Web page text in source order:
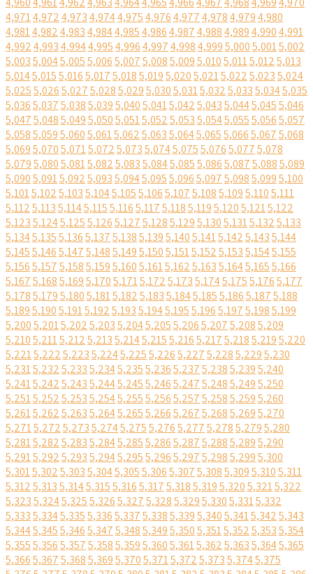
4,9714,9724,9734,9744,9754,9764,9774,9784,9794,980
4,9814,9824,9834,9844,9854,9864,9874,9884,9894,9904,991
4,9924,9934,9944,9954,9964,9974,9984,9995,0005,0015,002
5,0035,0045,0055,0065,0075,0085,0095,0105,0115,0125,013
5,0145,0155,0165,0175,0185,0195,0205,0215,0225,0235,024
5,0255,0265,0275,0285,0295,0305,0315,0325,0335,0345,035
5,0365,0375,0385,0395,0405,0415,0425,0435,0445,0455,046
5,0475,0485,0495,0505,0515,0525,0535,0545,0555,0565,057
5,0585,0595,0605,0615,0625,0635,0645,0655,0665,0675,068
5,0695,0705,0715,0725,0735,0745,0755,0765,0775,078
5,0795,0805,0815,0825,0835,0845,0855,0865,0875,0885,089
5,0905,0915,0925,0935,0945,0955,0965,0975,0985,0995,100
5,1015,1025,1035,1045,1055,1065,1075,1085,1095,1105,111
5,1125,1135,1145,1155,1165,1175,1185,1195,1205,1215,122
5,1235,1245,1255,1265,1275,1285,1295,1305,1315,1325,133
5,1345,1355,1365,1375,1385,1395,1405,1415,1425,1435,144
5,1455,1465,1475,1485,1495,1505,1515,1525,1535,1545,155
5,1565,1575,1585,1595,1605,1615,1625,1635,1645,1655,166
5,1675,1685,1695,1705,1715,1725,1735,1745,1755,1765,177
5,1785,1795,1805,1815,1825,1835,1845,1855,1865,1875,188
5,1895,1905,1915,1925,1935,1945,1955,1965,1975,1985,199
5,2005,2015,2025,2035,2045,2055,2065,2075,2085,209
5,2105,2115,2125,2135,2145,2155,2165,2175,2185,2195,220
5,2215,2225,2235,2245,2255,2265,2275,2285,2295,230
5,2315,2325,2335,2345,2355,2365,2375,2385,2395,240
5,2415,2425,2435,2445,2455,2465,2475,2485,2495,250
5,2515,2525,2535,2545,2555,2565,2575,2585,2595,260
5,2615,2625,2635,2645,2655,2665,2675,2685,2695,270
5,2715,2725,2735,2745,2755,2765,2775,2785,2795,280
5,2815,2825,2835,2845,2855,2865,2875,2885,2895,290
5,2915,2925,2935,2945,2955,2965,2975,2985,2995,300
5,3015,3025,3035,3045,3055,3065,3075,3085,3095,3105,311
5,3125,3135,3145,3155,3165,3175,3185,3195,3205,3215,322
5,3235,3245,3255,3265,3275,3285,3295,3305,3315,332
5,3335,3345,3355,3365,3375,3385,3395,3405,3415,3425,343
5,3445,3455,3465,3475,3485,3495,3505,3515,3525,3535,354
5,3555,3565,3575,3585,3595,3605,3615,3625,3635,3645,365
5,3665,3675,3685,3695,3705,3715,3725,3735,3745,375